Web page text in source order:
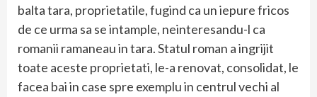
balta tara, proprietatile, fugind ca un iepure fricos
de ce urma sa se intample, neinteresandu-l ca
romanii ramaneau in tara. Statul roman a ingrijit
toate aceste proprietati, le-a renovat, consolidat, le
facea bai in case spre exemplu in centrul vechi al